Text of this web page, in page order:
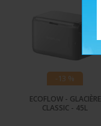
-13 %
ECOFLOW - GLACIÈRE
CLASSIC - 45L